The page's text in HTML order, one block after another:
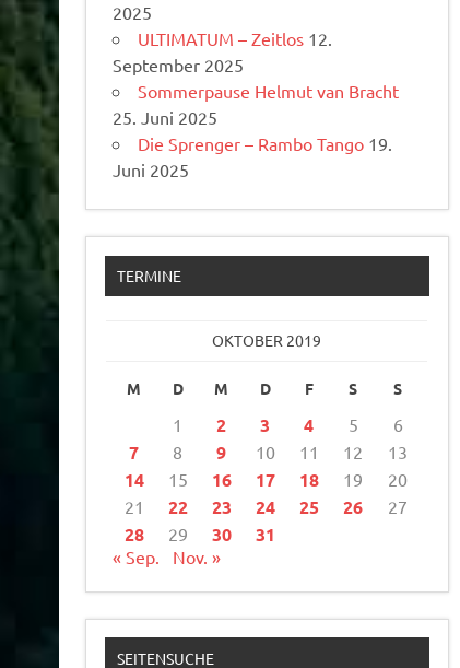
2025
ULTIMATUM – Zeitlos 12.
September 2025
Sommerpause Helmut van Bracht
25. Juni 2025
Die Sprenger – Rambo Tango 19.
Juni 2025
TERMINE
OKTOBER 2019
M D M D F S S
1 2 3 4 5 6
7 8 9 10 11 12 13
14 15 16 17 18 19
20
21
22 23 24 25 26 27
28 29 30 31
« Sep. Nov. »
SEITENSUCHE